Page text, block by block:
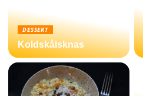
DESSERT
Koldskålsknas